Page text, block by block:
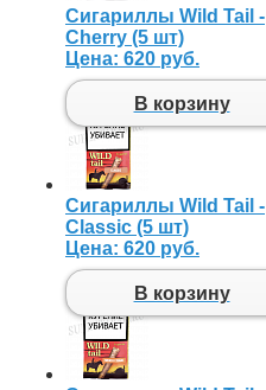
Сигариллы Wild Tail -
Cherry (5 шт)
Цена: 620 руб.
В корзину
Сигариллы Wild Tail -
Classic (5 шт)
Цена: 620 руб.
В корзину